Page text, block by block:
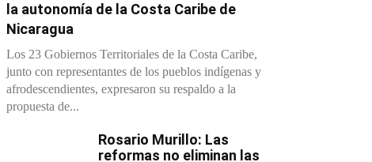
la autonomía de la Costa Caribe de
Nicaragua
Los 23 Gobiernos Territoriales de la Costa Caribe,
junto con representantes de los pueblos indígenas y
afrodescendientes, expresaron su respaldo a la
propuesta de...
Rosario Murillo: Las
reformas no eliminan las